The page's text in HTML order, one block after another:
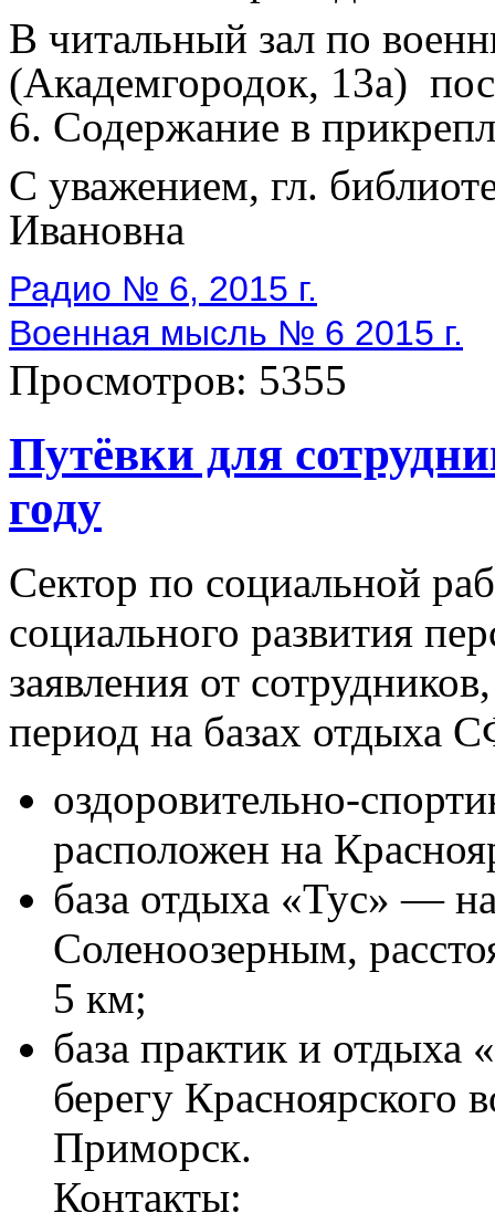
В читальный зал по
(Академгородок, 13а)
6. Содержание в
С уважением, гл.
Ивановна
Радио № 6, 2015 г.
Военная мысль № 6 2015 г.
Просмотров: 5355
Путёвки для
году
Сектор по социальной
социального развития
заявления от
период на базах отдыха
оздоровительно-
расположен на
база отдыха «Тус» —
Соленоозерным,
5 км;
база практик и отдыха
берегу Красноярского
Приморск.
Контакты: